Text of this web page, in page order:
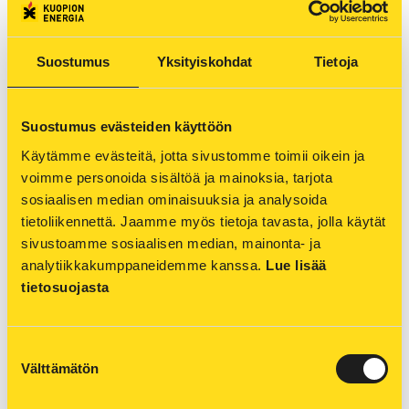
Suostumus Yksityiskohdat Tietoja
Suostumus evästeiden käyttöön
Käytämme evästeitä, jotta sivustomme toimii oikein ja
voimme personoida sisältöä ja mainoksia, tarjota
sosiaalisen median ominaisuuksia ja analysoida
tietoliikennettä. Jaamme myös tietoja tavasta, jolla käytät
sivustoamme sosiaalisen median, mainonta- ja
analytiikkakumppaneidemme kanssa. Lue lisää
tietosuojasta
valinta
Välttämätön
kolme vakavaa onnettomuutta. On hyvä
muistaa, että omat akkuviritelmät sisältävät
vaaroja ja riskejä. Lisäksi vakuutuskorvaukset
Ehkäise sähköpaloja pienillä teoilla
ARTIKKELI 25.03.2025
Sähkölaitteista alkaneen palon syy löytyy
sähköpalojen syyt löytyvät omasta
asennusohjeiden vastaisesta toiminnasta tai